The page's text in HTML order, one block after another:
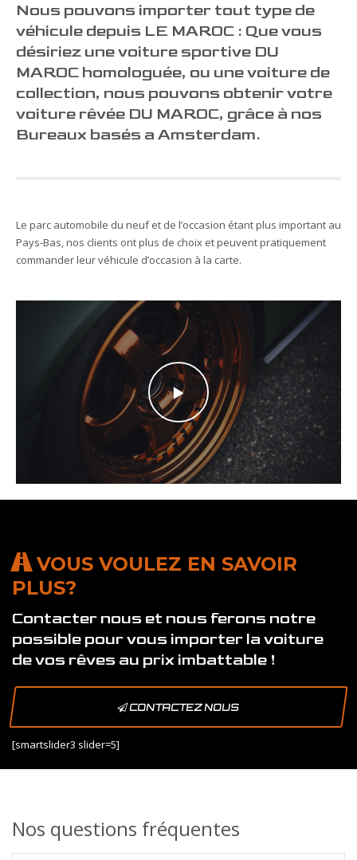
Nous pouvons importer tout type de
véhicule depuis LE MAROC : Que vous
désiriez une voiture sportive DU
MAROC homologuée, ou une voiture de
collection, nous pouvons obtenir votre
voiture rêvée DU MAROC, grâce à nos
Bureaux basés a Amsterdam.
Le parc automobile du neuf et de l’occasion étant plus important au
Pays-Bas, nos clients ont plus de choix et peuvent pratiquement
commander leur véhicule d’occasion à la carte.
VOUS VOULEZ EN SAVOIR
PLUS?
Contacter nous et nous ferons notre
possible pour vous importer la voiture
de vos rêves au prix imbattable !
CONTACTEZ NOUS
[smartslider3 slider=5]
Nos questions fréquentes